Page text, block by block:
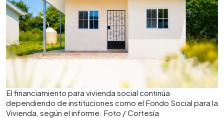
El financiamiento para vivienda social continúa
dependiendo de instituciones como el Fondo Social para la
Vivienda, según el informe. Foto / Cortesía